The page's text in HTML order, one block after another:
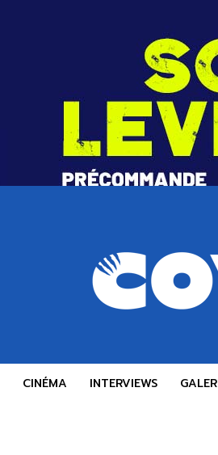
CINÉMA INTERVIEWS